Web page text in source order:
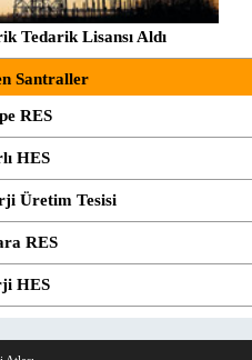
Tedarik Lisansı Aldı
Santraller
RES
HES
Üretim Tesisi
RES
HES